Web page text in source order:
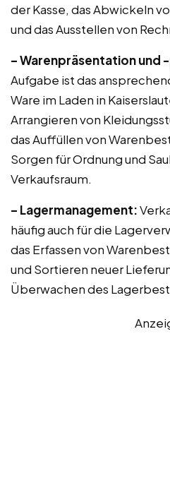
der Kasse, das Abwickeln
und das Ausstellen von
– Warenpräsentation und
Aufgabe ist das
Ware im Laden in
Arrangieren von
das Auffüllen von
Sorgen für Ordnung und
Verkaufsraum.
– Lagermanagement:
häufig auch für die
das Erfassen von
und Sortieren neuer
Überwachen des